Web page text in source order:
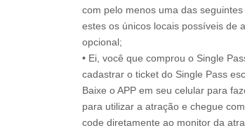
com pelo menos uma das
estes os únicos locais possíveis de
opcional;
• Ei, você que comprou o Single
cadastrar o ticket do Single Pass
Baixe o APP em seu celular para
para utilizar a atração e chegue
code diretamente ao monitor da